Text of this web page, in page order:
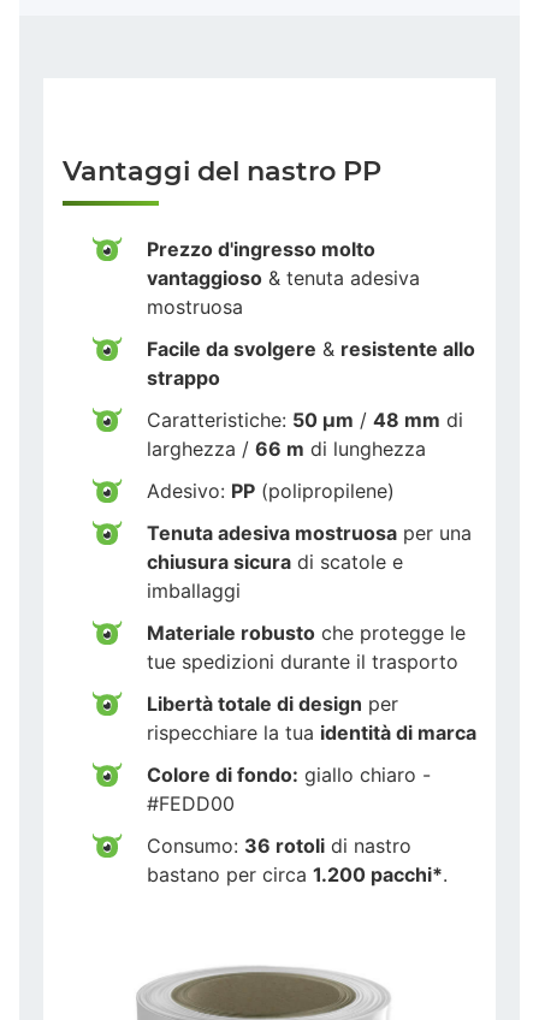
Vantaggi del nastro PP
Prezzo d'ingresso molto
vantaggioso & tenuta adesiva
mostruosa
Facile da svolgere & resistente allo
strappo
Caratteristiche: 50 µm / 48 mm di
larghezza / 66 m di lunghezza
Adesivo: PP (polipropilene)
Tenuta adesiva mostruosa per una
chiusura sicura di scatole e
imballaggi
Materiale robusto che protegge le
tue spedizioni durante il trasporto
Libertà totale di design per
rispecchiare la tua identità di marca
Colore di fondo: giallo chiaro -
#FEDD00
Consumo: 36 rotoli di nastro
bastano per circa 1.200 pacchi*.